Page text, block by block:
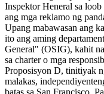
Inspektor Heneral sa
ang mga reklamo ng
Upang mabawasan ang
ito ang aming
General" (OSIG), kahit
sa charter o mga
Proposisyon D, tinitiyak
malakas,
batas sa San Francisco.